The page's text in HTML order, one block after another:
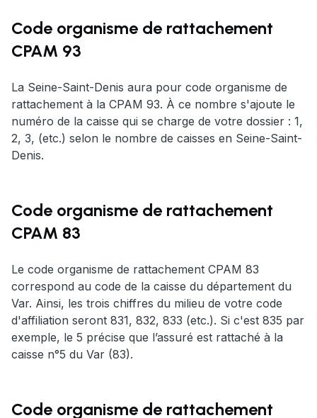
Code organisme de rattachement
CPAM 93
La Seine-Saint-Denis aura pour code organisme de
rattachement à la CPAM 93. À ce nombre s'ajoute le
numéro de la caisse qui se charge de votre dossier : 1,
2, 3, (etc.) selon le nombre de caisses en Seine-Saint-
Denis.
Code organisme de rattachement
CPAM 83
Le code organisme de rattachement CPAM 83
correspond au code de la caisse du département du
Var. Ainsi, les trois chiffres du milieu de votre code
d'affiliation seront 831, 832, 833 (etc.). Si c'est 835 par
exemple, le 5 précise que l’assuré est rattaché à la
caisse n°5 du Var (83).
Code organisme de rattachement